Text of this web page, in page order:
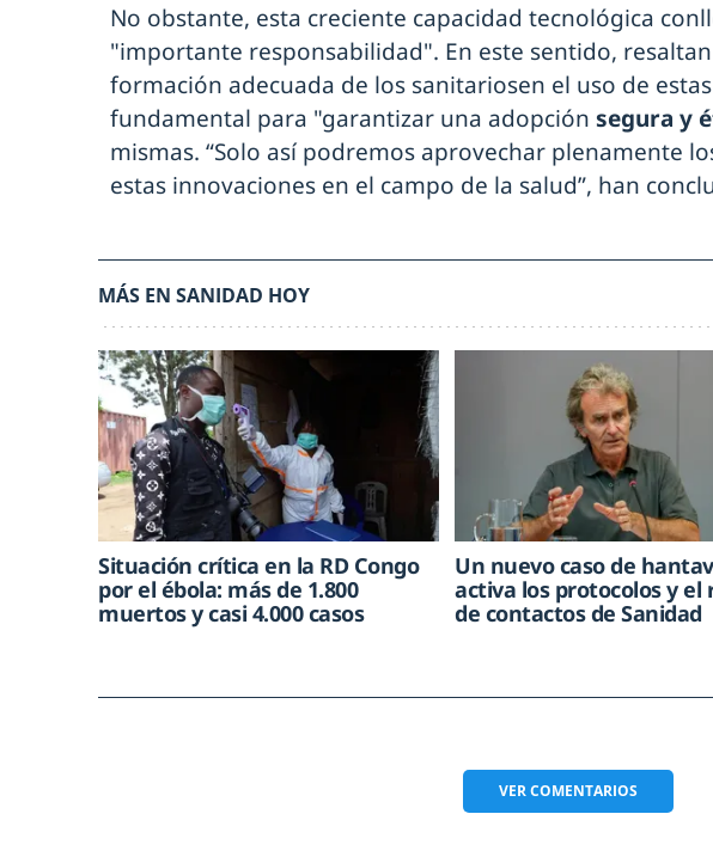
No obstante, esta creciente capacidad tecnológica
"importante responsabilidad". En este sentido,
formación adecuada de los sanitariosen el uso de
fundamental para "garantizar una adopción segura y
mismas. “Solo así podremos aprovechar plenamente
estas innovaciones en el campo de la salud”, han
MÁS EN SANIDAD HOY
Situación crítica en la RD Congo
por el ébola: más de 1.800
muertos y casi 4.000 casos
Un nuevo caso de
activa los protocolos y el
de contactos de Sanidad
VERCOMENTARIOS